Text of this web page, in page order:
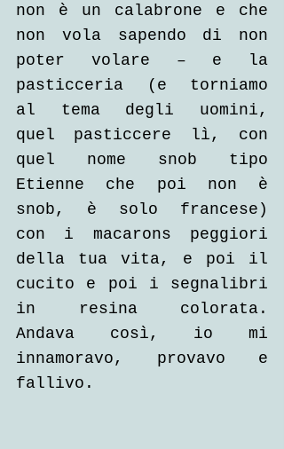
non è un calabrone e che
non vola sapendo di non
poter volare – e la
pasticceria (e torniamo
al tema degli uomini,
quel pasticcere lì, con
quel nome snob tipo
Etienne che poi non è
snob, è solo francese)
con i macarons peggiori
della tua vita, e poi il
cucito e poi i segnalibri
in resina colorata.
Andava così, io mi
innamoravo, provavo e
fallivo.